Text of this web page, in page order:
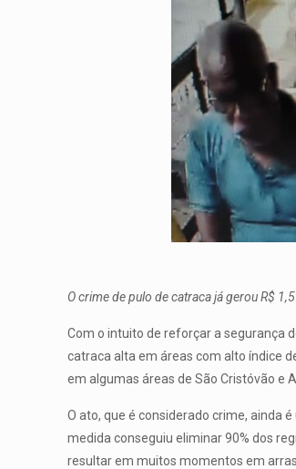
O crime de pulo de catraca já gerou R$
Com o intuito de reforçar a segurança
catraca alta em áreas com alto índice
em algumas áreas de São Cristóvão e
O ato, que é considerado crime, ainda
medida conseguiu eliminar 90% dos
resultar em muitos momentos em